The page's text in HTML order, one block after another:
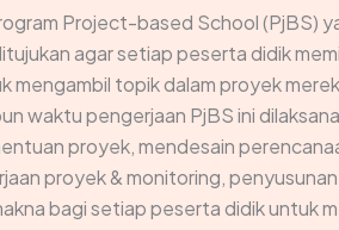
Project-based School (PjBS)
agar setiap peserta didik
topik dalam proyek
waktu pengerjaan PjBS ini
proyek, mendesain
proyek & monitoring,
bagi setiap peserta didik untuk